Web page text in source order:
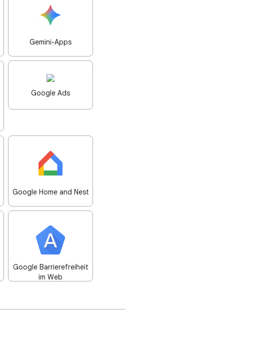
Gemini-Apps
Google Ads
Google Home and Nest
Google Barrierefreiheit
im Web